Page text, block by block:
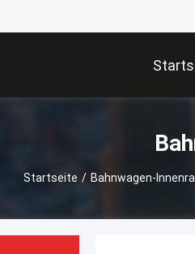
Startseite / Bahnwagen-